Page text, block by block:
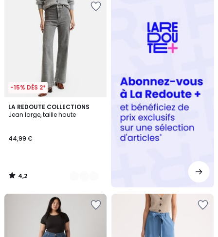
-15% DÈS 2*
LA REDOUTE COLLECTIONS
Jean large, taille haute
44,99 €
4,2
/ 5
4
Couleurs
4,2
/